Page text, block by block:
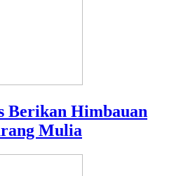
Berikan Himbauan
Mulia